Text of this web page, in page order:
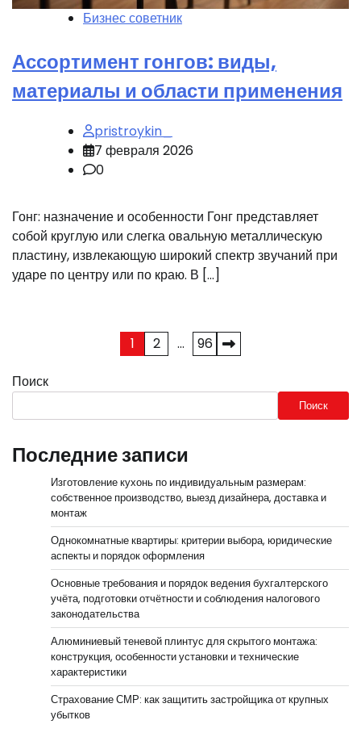
Бизнес советник
Ассортимент гонгов: виды,
материалы и области применения
pristroykin_
7 февраля 2026
0
Гонг: назначение и особенности Гонг представляет
собой круглую или слегка овальную металлическую
пластину, извлекающую широкий спектр звучаний при
ударе по центру или по краю. В […]
записей
1 2 … 96
Поиск
Поиск
Последние записи
Изготовление кухонь по индивидуальным размерам:
собственное производство, выезд дизайнера, доставка и
монтаж
Однокомнатные квартиры: критерии выбора, юридические
аспекты и порядок оформления
Основные требования и порядок ведения бухгалтерского
учёта, подготовки отчётности и соблюдения налогового
законодательства
Алюминиевый теневой плинтус для скрытого монтажа:
конструкция, особенности установки и технические
характеристики
Страхование СМР: как защитить застройщика от крупных
убытков